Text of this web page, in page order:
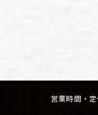
営業時間・